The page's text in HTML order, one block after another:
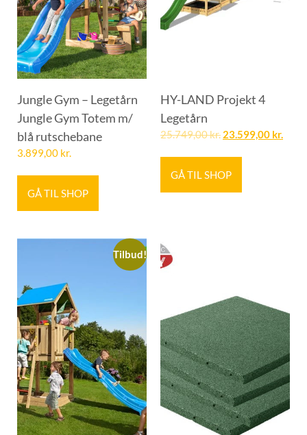
Jungle Gym – Legetårn
Jungle Gym Totem m/
blå rutschebane
3.899,00 kr.
GÅ TIL SHOP
HY-LAND Projekt 4
Legetårn
25.749,00kr. 23.599,00 kr.
GÅ TIL SHOP
Tilbud!